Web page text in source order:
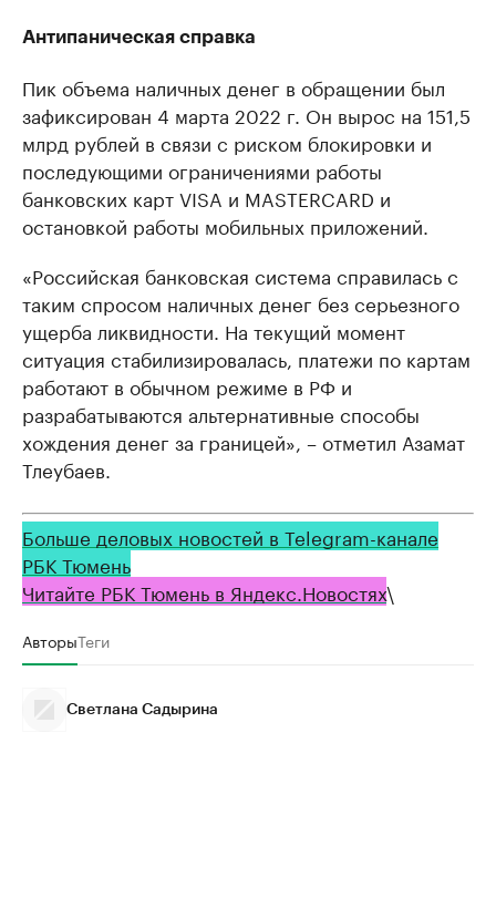
Антипаническая справка
Пик объема наличных денег в обращении был
зафиксирован 4 марта 2022 г. Он вырос на 151,5
млрд рублей в связи с риском блокировки и
последующими ограничениями работы
банковских карт VISA и MASTERCARD и
остановкой работы мобильных приложений.
«Российская банковская система справилась с
таким спросом наличных денег без серьезного
ущерба ликвидности. На текущий момент
ситуация стабилизировалась, платежи по картам
работают в обычном режиме в РФ и
разрабатываются альтернативные способы
хождения денег за границей», – отметил Азамат
Тлеубаев.
Больше деловых новостей в Telegram-канале
РБК Тюмень
Читайте РБК Тюмень в Яндекс.Новостях\
АвторыТеги
Светлана Садырина